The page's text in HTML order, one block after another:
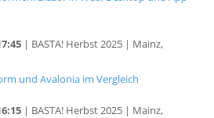
| BASTA! Herbst 2025 | Mainz,
und Avalonia im Vergleich
| BASTA! Herbst 2025 | Mainz,